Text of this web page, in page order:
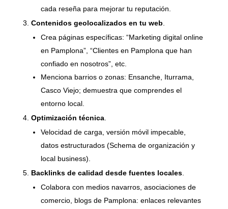
cada reseña para mejorar tu reputación.
Contenidos geolocalizados en tu web
Crea páginas específicas: “Marketing digital online
en Pamplona”, “Clientes en Pamplona que han
confiado en nosotros”, etc.
Menciona barrios o zonas: Ensanche, Iturrama,
Casco Viejo; demuestra que comprendes el
entorno local.
Optimización técnica.
Velocidad de carga, versión móvil impecable,
datos estructurados (Schema de organización y
local business).
Backlinks de calidad desde fuentes locales.
Colabora con medios navarros, asociaciones de
comercio, blogs de Pamplona: enlaces relevantes